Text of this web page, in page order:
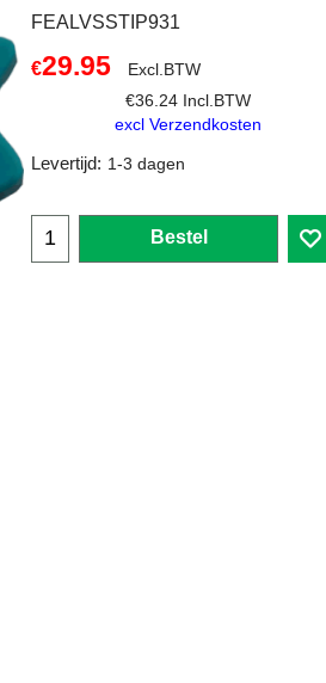
FEALVSSTIP931
€29.95
Excl.BTW
€36.24 Incl.BTW
excl Verzendkosten
Levertijd: 1-3 dagen
Bestel